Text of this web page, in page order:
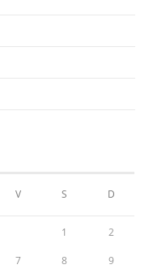
V S D
1 2
7 8 9